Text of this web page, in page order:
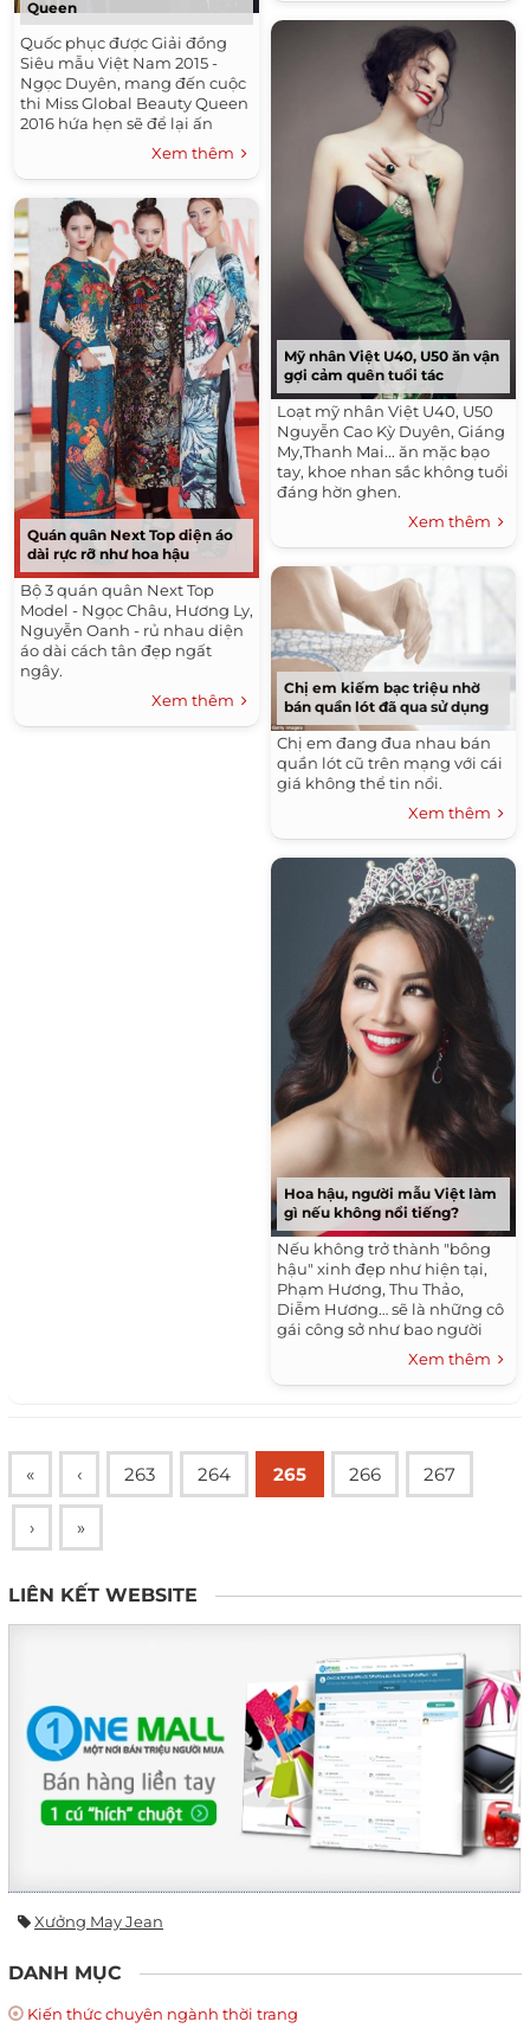
Queen
Quốc phục được Giải đồng
Siêu mẫu Việt Nam 2015 -
Ngọc Duyên, mang đến cuộc
thi Miss Global Beauty Queen
2016 hứa hẹn sẽ để lại ấn
tượng sâu sắc với bạn bè thế
Xem thêm
Quán quân Next Top diện áo
dài rực rỡ như hoa hậu
Bộ 3 quán quân Next Top
Model - Ngọc Châu, Hương Ly,
Nguyễn Oanh - rủ nhau diện
áo dài cách tân đẹp ngất
ngây.
Xem thêm
Mỹ nhân Việt U40, U50 ăn vận
gợi cảm quên tuổi tác
Loạt mỹ nhân Việt U40, U50
Nguyễn Cao Kỳ Duyên, Giáng
My,Thanh Mai... ăn mặc bạo
tay, khoe nhan sắc không tuổi
đáng hờn ghen.
Xem thêm
Chị em kiếm bạc triệu nhờ
bán quần lót đã qua sử dụng
Chị em đang đua nhau bán
quần lót cũ trên mạng với cái
giá không thể tin nổi.
Xem thêm
Hoa hậu, người mẫu Việt làm
gì nếu không nổi tiếng?
Nếu không trở thành "bông
hậu" xinh đẹp như hiện tại,
Phạm Hương, Thu Thảo,
Diễm Hương… sẽ là những cô
gái công sở như bao người
Xem thêm
« ‹ 263 264 265 266 267
› »
LIÊN KẾT WEBSITE
Xưởng May Jean
DANH MỤC
Kiến thức chuyên ngành thời trang